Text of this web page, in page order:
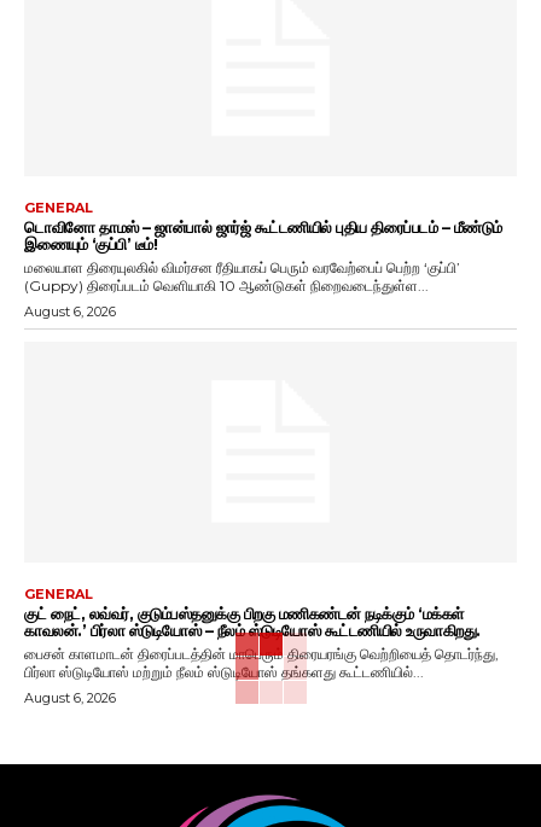
GENERAL
டொவினோ தாமஸ் – ஜான்பால் ஜார்ஜ் கூட்டணியில் புதிய திரைப்படம் – மீண்டும்
இணையும் ‘குப்பி’ டீம்!
மலையாள திரையுலகில் விமர்சன ரீதியாகப் பெரும் வரவேற்பைப் பெற்ற ‘குப்பி’
(Guppy) திரைப்படம் வெளியாகி 10 ஆண்டுகள் நிறைவடைந்துள்ள...
August 6, 2026
GENERAL
குட் நைட், லவ்வர், குடும்பஸ்தனுக்கு பிறகு மணிகண்டன் நடிக்கும் ‘மக்கள்
காவலன்.’ பிர்லா ஸ்டுடியோஸ் – நீலம் ஸ்டுடியோஸ் கூட்டணியில் உருவாகிறது.
பைசன் காளமாடன் திரைப்படத்தின் மாபெரும் திரையரங்கு வெற்றியைத் தொடர்ந்து,
பிர்லா ஸ்டுடியோஸ் மற்றும் நீலம் ஸ்டுடியோஸ் தங்களது கூட்டணியில்...
August 6, 2026